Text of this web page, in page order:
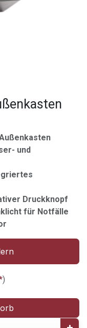
und
Druckknopf
für Notfälle
)